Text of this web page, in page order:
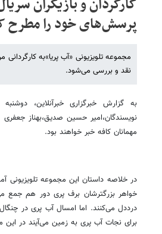
کارگردان و بازیگران
پرسش‌های خود را مطرح
مجموعه تلویزیونی «آب پریا»به
نقد و بررسی می‌شود.
نویسندگان،امیر حسین صدیق،بهناز
مهمانان کافه خبر خواهند بود.
در خلاصه داستان این مجموعه تلویزیونی
خواهر بزرگترشان برف پری دور هم
درددل می‌کنند. اما امسال آب پری در
برای نجات آب پری به زمین می‌آیند در این